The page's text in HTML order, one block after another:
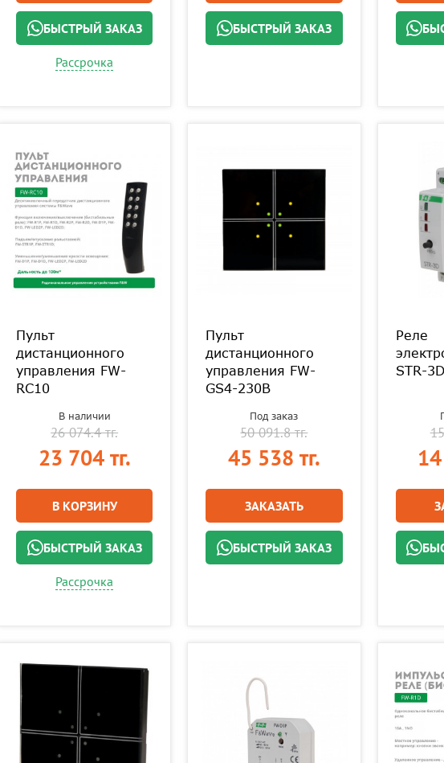
БЫСТРЫЙ ЗАКАЗ
Рассрочка
БЫСТРЫЙ ЗАКАЗ
Пульт
дистанционного
управления FW-
RC10
В наличии
26 074.4 тг.
23 704 тг.
В КОРЗИНУ
БЫСТРЫЙ ЗАКАЗ
Рассрочка
Пульт
дистанционного
управления FW-
GS4-230B
Под заказ
50 091.8 тг.
45 538 тг.
ЗАКАЗАТЬ
БЫСТРЫЙ ЗАКАЗ
Реле
STR-3D